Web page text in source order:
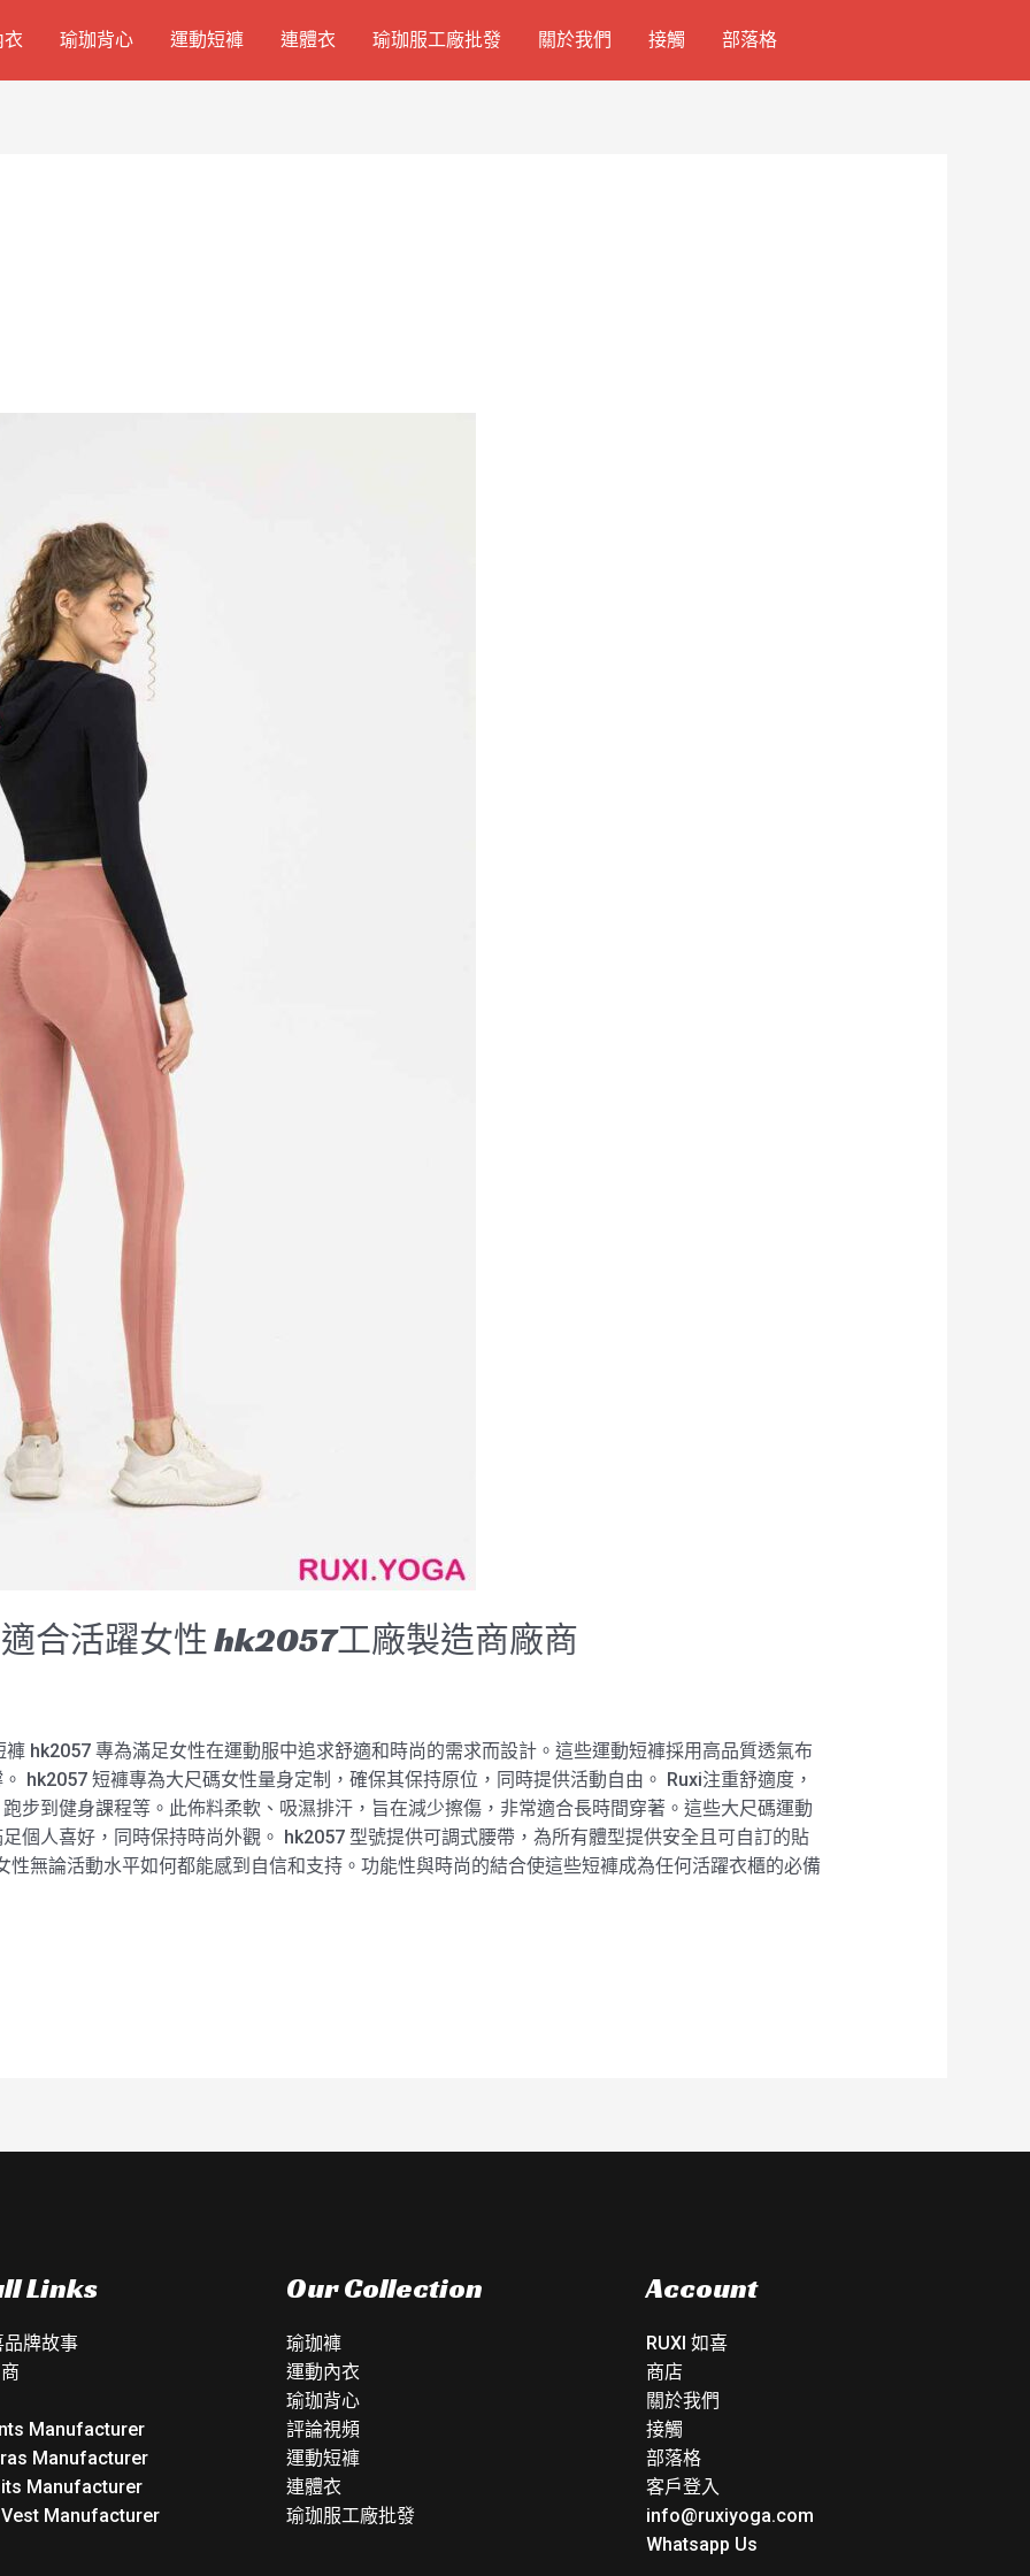
瑜珈背心 運動短褲 連體衣 瑜珈服工廠批發 關於我們 接觸 部落格
合活躍女性 hk2057工廠製造商廠商
hk2057 專為滿足女性在運動服中追求舒適和時尚的需求而設計。這些運動短褲採用高品質透氣布
hk2057 短褲專為大尺碼女性量身定制，確保其保持原位，同時提供活動自由。 Ruxi注重舒適度，
步到健身課程等。此佈料柔軟、吸濕排汗，旨在減少擦傷，非常適合長時間穿著。這些大尺碼運動
個人喜好，同時保持時尚外觀。 hk2057 型號提供可調式腰帶，為所有體型提供安全且可自訂的貼
性無論活動水平如何都能感到自信和支持。功能性與時尚的結合使這些短褲成為任何活躍衣櫃的必備
Links
品牌故事
Manufacturer
Manufacturer
Manufacturer
Manufacturer
Our Collection
瑜珈褲
運動內衣
瑜珈背心
評論視頻
運動短褲
連體衣
瑜珈服工廠批發
Account
RUXI 如喜
商店
關於我們
接觸
部落格
客戶登入
info@ruxiyoga.com
Whatsapp Us